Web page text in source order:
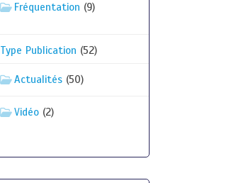
Fréquentation (9)
Type Publication (52)
Actualités(50)
Vidéo(2)